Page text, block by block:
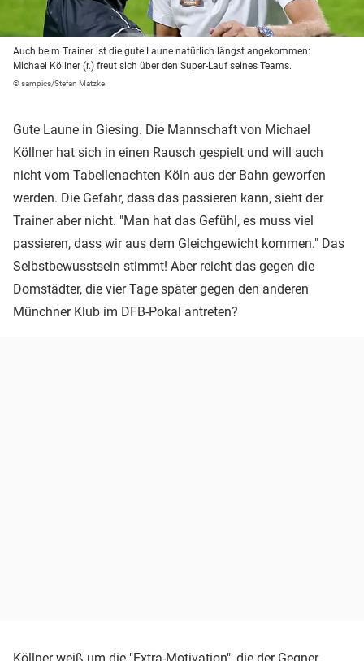
Auch beim Trainer ist die gute Laune natürlich längst angekommen:
Michael Köllner (r.) freut sich über den Super-Lauf seines Teams.
© sampics/Stefan Matzke
Gute Laune in Giesing. Die Mannschaft von Michael
Köllner hat sich in einen Rausch gespielt und will auch
nicht vom Tabellenachten Köln aus der Bahn geworfen
werden. Die Gefahr, dass das passieren kann, sieht der
Trainer aber nicht. "Man hat das Gefühl, es muss viel
passieren, dass wir aus dem Gleichgewicht kommen." Das
Selbstbewusstsein stimmt! Aber reicht das gegen die
Domstädter, die vier Tage später gegen den anderen
Münchner Klub im DFB-Pokal antreten?